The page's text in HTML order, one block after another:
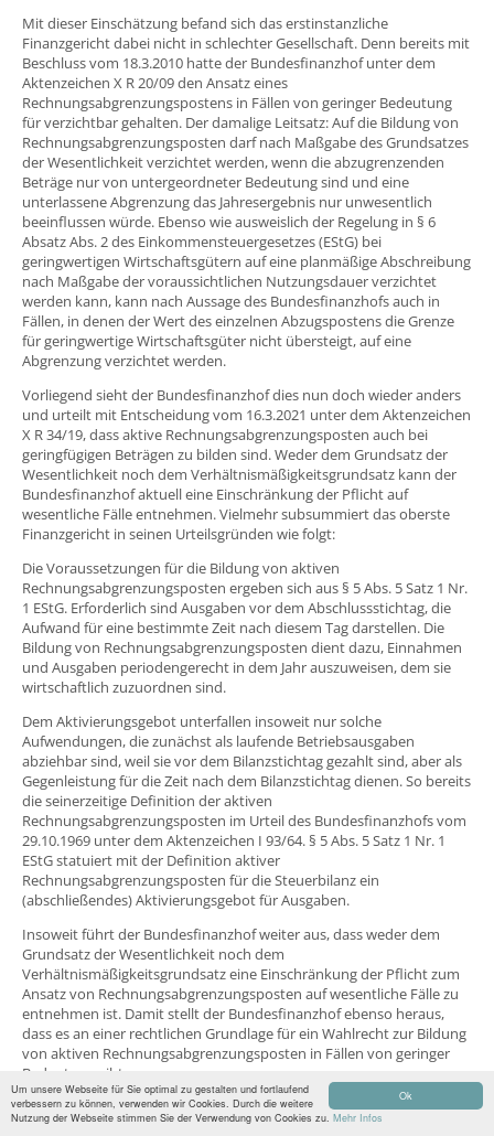
Ok
Um unsere Webseite für Sie optimal zu gestalten und fortlaufend
verbessern zu können, verwenden wir Cookies. Durch die weitere
Nutzung der Webseite stimmen Sie der Verwendung von Cookies zu. Mehr Infos
Mit dieser Einschätzung befand sich das erstinstanzliche
Finanzgericht dabei nicht in schlechter Gesellschaft. Denn bereits mit
Beschluss vom 18.3.2010 hatte der Bundesfinanzhof unter dem
Aktenzeichen X R 20/09 den Ansatz eines
Rechnungsabgrenzungspostens in Fällen von geringer Bedeutung
für verzichtbar gehalten. Der damalige Leitsatz: Auf die Bildung von
Rechnungsabgrenzungsposten darf nach Maßgabe des Grundsatzes
der Wesentlichkeit verzichtet werden, wenn die abzugrenzenden
Beträge nur von untergeordneter Bedeutung sind und eine
unterlassene Abgrenzung das Jahresergebnis nur unwesentlich
beeinflussen würde. Ebenso wie ausweislich der Regelung in § 6
Absatz Abs. 2 des Einkommensteuergesetzes (EStG) bei
geringwertigen Wirtschaftsgütern auf eine planmäßige Abschreibung
nach Maßgabe der voraussichtlichen Nutzungsdauer verzichtet
werden kann, kann nach Aussage des Bundesfinanzhofs auch in
Fällen, in denen der Wert des einzelnen Abzugspostens die Grenze
für geringwertige Wirtschaftsgüter nicht übersteigt, auf eine
Abgrenzung verzichtet werden.
Vorliegend sieht der Bundesfinanzhof dies nun doch wieder anders
und urteilt mit Entscheidung vom 16.3.2021 unter dem Aktenzeichen
X R 34/19, dass aktive Rechnungsabgrenzungsposten auch bei
geringfügigen Beträgen zu bilden sind. Weder dem Grundsatz der
Wesentlichkeit noch dem Verhältnismäßigkeitsgrundsatz kann der
Bundesfinanzhof aktuell eine Einschränkung der Pflicht auf
wesentliche Fälle entnehmen. Vielmehr subsummiert das oberste
Finanzgericht in seinen Urteilsgründen wie folgt:
Die Voraussetzungen für die Bildung von aktiven
Rechnungsabgrenzungsposten ergeben sich aus § 5 Abs. 5 Satz 1 Nr.
1 EStG. Erforderlich sind Ausgaben vor dem Abschlussstichtag, die
Aufwand für eine bestimmte Zeit nach diesem Tag darstellen. Die
Bildung von Rechnungsabgrenzungsposten dient dazu, Einnahmen
und Ausgaben periodengerecht in dem Jahr auszuweisen, dem sie
wirtschaftlich zuzuordnen sind.
Dem Aktivierungsgebot unterfallen insoweit nur solche
Aufwendungen, die zunächst als laufende Betriebsausgaben
abziehbar sind, weil sie vor dem Bilanzstichtag gezahlt sind, aber als
Gegenleistung für die Zeit nach dem Bilanzstichtag dienen. So bereits
die seinerzeitige Definition der aktiven
Rechnungsabgrenzungsposten im Urteil des Bundesfinanzhofs vom
29.10.1969 unter dem Aktenzeichen I 93/64. § 5 Abs. 5 Satz 1 Nr. 1
EStG statuiert mit der Definition aktiver
Rechnungsabgrenzungsposten für die Steuerbilanz ein
(abschließendes) Aktivierungsgebot für Ausgaben.
Insoweit führt der Bundesfinanzhof weiter aus, dass weder dem
Grundsatz der Wesentlichkeit noch dem
Verhältnismäßigkeitsgrundsatz eine Einschränkung der Pflicht zum
Ansatz von Rechnungsabgrenzungsposten auf wesentliche Fälle zu
entnehmen ist. Damit stellt der Bundesfinanzhof ebenso heraus,
dass es an einer rechtlichen Grundlage für ein Wahlrecht zur Bildung
von aktiven Rechnungsabgrenzungsposten in Fällen von geringer
Bedeutung gibt.
Tatsächlich steht aber auch die Existenz des Grundsatzes der
Wesentlichkeit außer Frage. Insoweit erkennt auch der